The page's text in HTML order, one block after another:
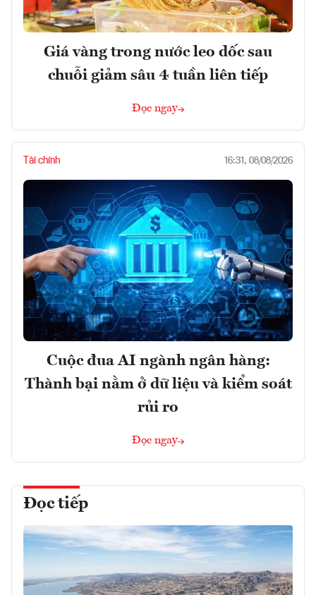
Giá vàng trong nước leo dốc sau
chuỗi giảm sâu 4 tuần liên tiếp
Đọc ngay
Tài chính 16:31, 08/08/2026
Cuộc đua AI ngành ngân hàng:
Thành bại nằm ở dữ liệu và kiểm soát
rủi ro
Đọc ngay
Đọc tiếp